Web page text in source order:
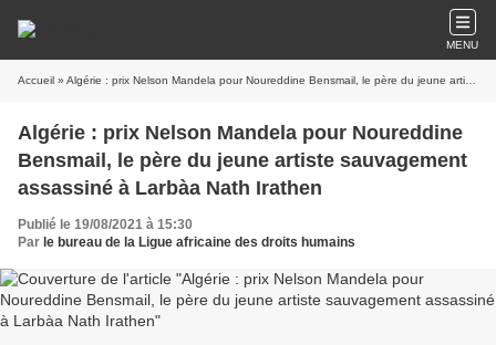
MENU
Accueil » Algérie : prix Nelson Mandela pour Noureddine Bensmail, le père du jeune artiste sauvagement assassiné à Larbàa Nath Irathen
Algérie : prix Nelson Mandela pour Noureddine
Bensmail, le père du jeune artiste sauvagement
assassiné à Larbàa Nath Irathen
Publié le 19/08/2021 à 15:30
Par le bureau de la Ligue africaine des droits humains